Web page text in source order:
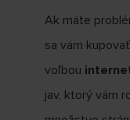
Ak máte
sa vám
voľbou
jav, ktorý vám